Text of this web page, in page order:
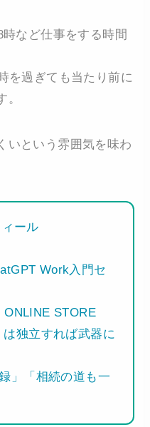
など仕事をする時間
を過ぎても当たり前に
いという雰囲気を味わ
ール
Work入門セ
STORE
独立すれば武器に
」「相続の道も一